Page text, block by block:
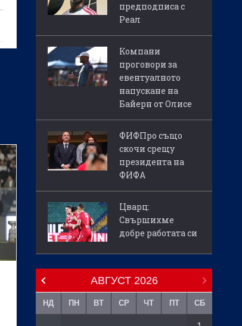
предподписа с
Реал
Компани
проговори за
евентуалното
напускане на
Байерн от Олисе
ФИФПро също
скочи срещу
президента на
ФИФА
Цварц:
Свършихме
добре работата си
АВГУСТ 2026
НД ПН ВТ СР ЧТ ПТ СБ